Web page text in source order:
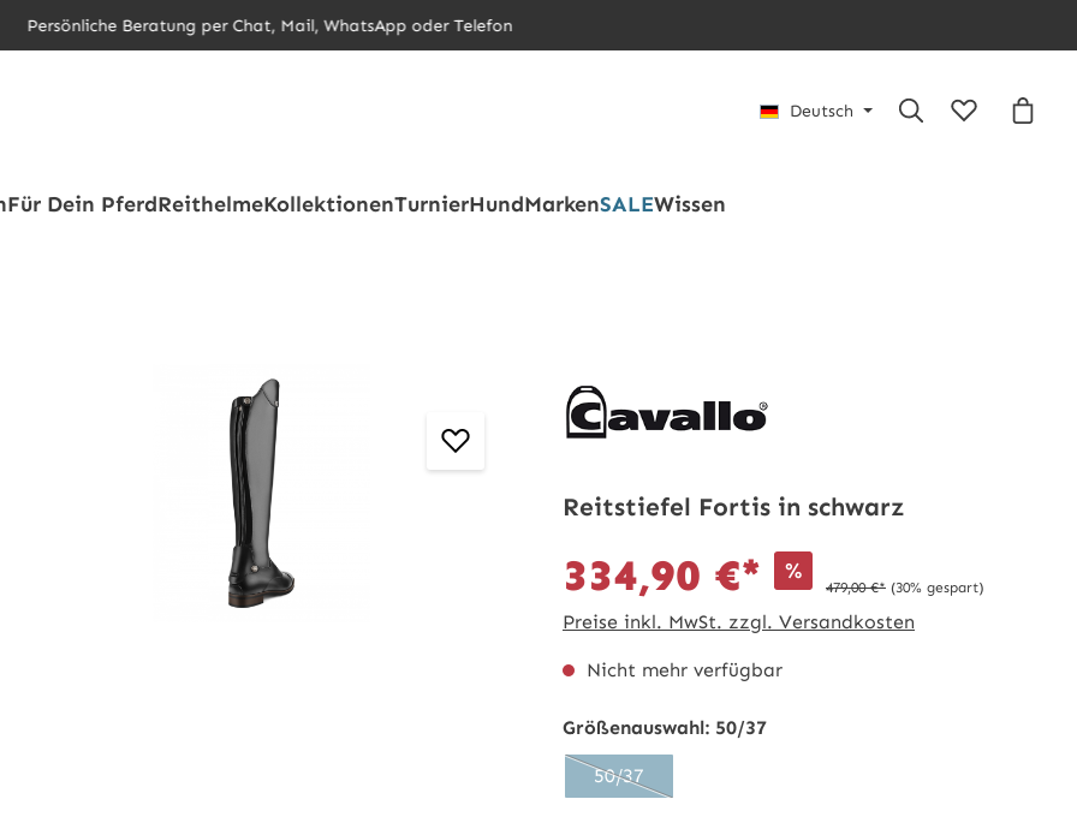
Persönliche Beratung per Chat, Mail, WhatsApp oder Telefon
Deutsch
Du hast 0
Für Dein PferdReithelmeKollektionenTurnierHundMarkenSALEWissen
Reitstiefel Fortis in schwarz
334,90 €* %
479,00 €* (30% gespart)
Preise inkl. MwSt. zzgl. Versandkosten
Nicht mehr verfügbar
Größenauswahl: 50/37
50/37
(Diese Option ist zurzeit nicht verfügbar.)